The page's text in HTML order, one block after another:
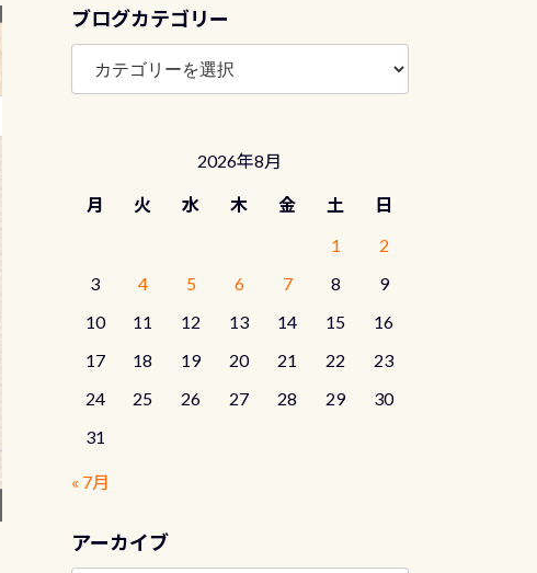
ブログカテゴリー
ブ
グ
2026年8月
月 火 水 木 金 土
日
1
2
3
4 5 6 7 8
9
10
11 12 13 14 15
16
17
18 19 20 21 22
23
24
25 26 27 28 29
30
31
« 7月
アーカイブ